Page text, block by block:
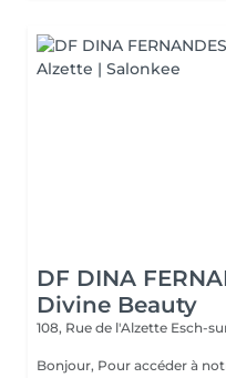
DF DINA
Divine Beauty
108, Rue de l'Alzette Esch-
Bonjour, Pour accéder à notre institut, une fois arrivé au